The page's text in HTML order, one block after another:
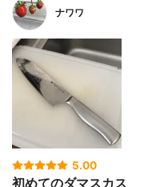
ナワワ
5.00
初めてのダマスカス